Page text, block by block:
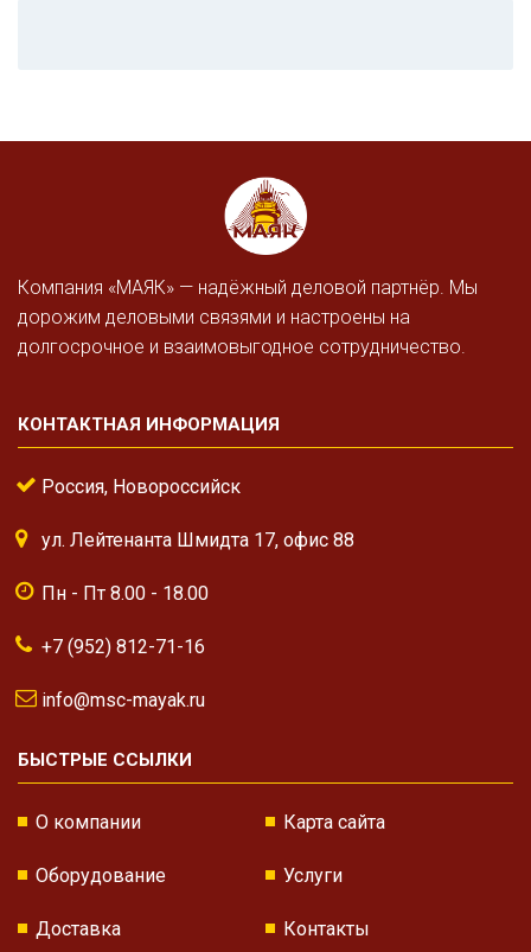
Компания «МАЯК» — надёжный деловой партнёр. Мы
дорожим деловыми связями и настроены на
долгосрочное и взаимовыгодное сотрудничество.
КОНТАКТНАЯ ИНФОРМАЦИЯ
Россия, Новороссийск
ул. Лейтенанта Шмидта 17, офис 88
Пн - Пт 8.00 - 18.00
+7 (952) 812-71-16
info@msc-mayak.ru
БЫСТРЫЕ ССЫЛКИ
О компании Карта сайта
Оборудование Услуги
Доставка Контакты